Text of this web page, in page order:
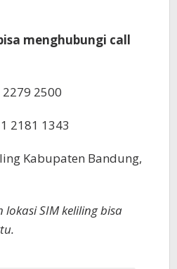
menghubungi call
2500
2181 1343
Kabupaten Bandung,
SIM keliling bisa